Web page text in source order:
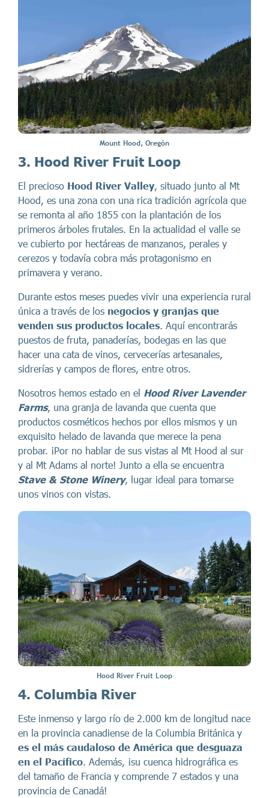
Mount Hood, Oregón
3. Hood River Fruit Loop
El precioso Hood River Valley , situado junto al Mt
Hood, es una zona con una rica tradición agrícola que
se remonta al año 1855 con la plantación de los
primeros árboles frutales. En la actualidad el valle se
ve cubierto por hectáreas de manzanos, perales y
cerezos y todavía cobra más protagonismo en
primavera y verano.
Durante estos meses puedes vivir una experiencia rural
única a través de los negocios y granjas que
venden sus productos locales . Aquí encontrarás
puestos de fruta, panaderías, bodegas en las que
hacer una cata de vinos, cervecerías artesanales,
sidrerías y campos de flores, entre otros.
Nosotros hemos estado en el Hood River Lavender
Farms, una granja de lavanda que cuenta que
productos cosméticos hechos por ellos mismos y un
exquisito helado de lavanda que merece la pena
probar. ¡Por no hablar de sus vistas al Mt Hood al sur
y al Mt Adams al norte! Junto a ella se encuentra
Stave & Stone Winery, lugar ideal para tomarse
unos vinos con vistas.
Hood River Fruit Loop
4. Columbia River
Este inmenso y largo río de 2.000 km de longitud nace
en la provincia canadiense de la Columbia Británica y
es el más caudaloso de América que desguaza
en el Pacífico . Además, ¡su cuenca hidrográfica es
del tamaño de Francia y comprende 7 estados y una
provincia de Canadá!